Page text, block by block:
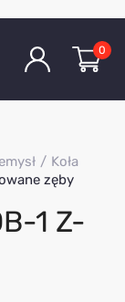
0
Koła
zęby
1 Z-